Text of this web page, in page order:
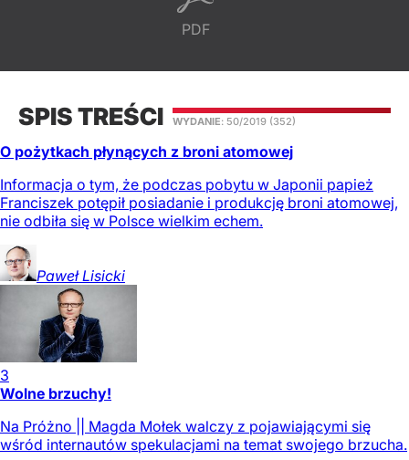
PDF
SPIS TREŚCI WYDANIE: 50/2019 (352)
O pożytkach płynących z broni atomowej
Informacja o tym, że podczas pobytu w Japonii papież
Franciszek potępił posiadanie i produkcję broni atomowej,
nie odbiła się w Polsce wielkim echem.
Paweł Lisicki
3
Wolne brzuchy!
Na Próżno || Magda Mołek walczy z pojawiającymi się
wśród internautów spekulacjami na temat swojego brzucha.